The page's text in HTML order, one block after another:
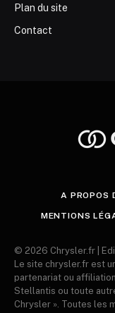
Plan du site
Contact
A PROPOS
MENTIONS
© 2026 Chrysler.fr |
Le site chrysler.fr est
partenariat ou
Stellantis ou toute
Chrysler ». Toutes les